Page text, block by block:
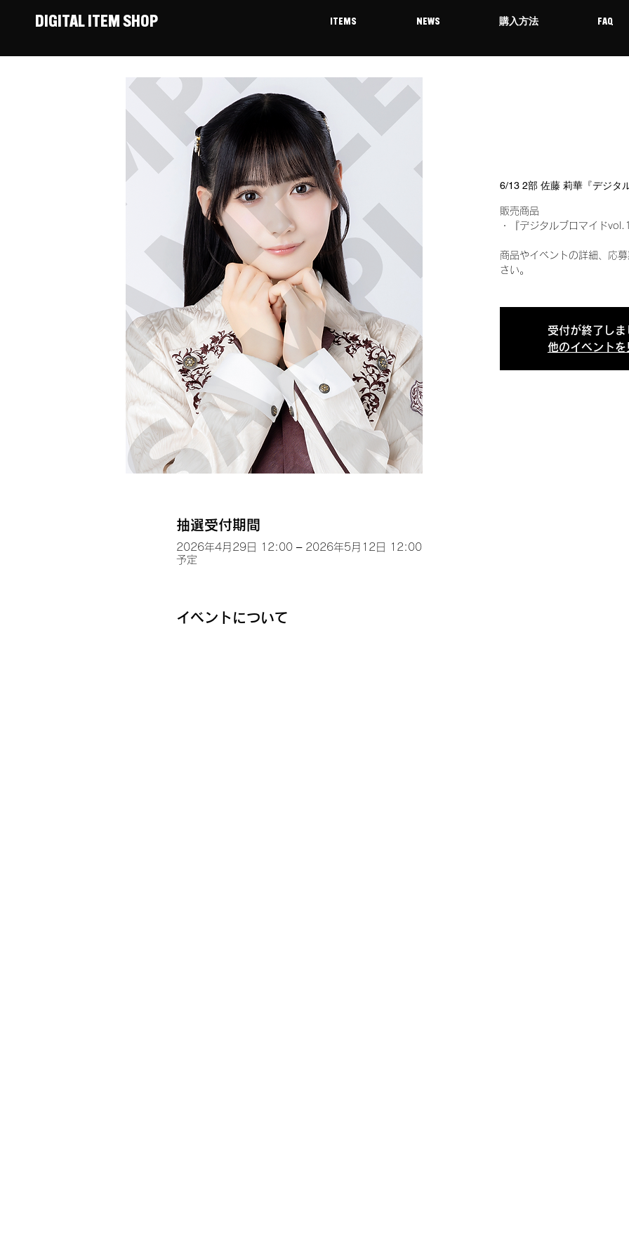
DIGITAL ITEM SHOP ITEMS NEWS 購入方法 FAQ
6/13 2部 佐藤 莉華『デジタ
販売商品
・『デジタルブロマイド
商品やイベントの詳細、応
さい。
受付が終了しま
他のイベントを
抽選受付期間
2026年4月29日 12:00 – 2026年5月12日 12:00
予定
イベントについて